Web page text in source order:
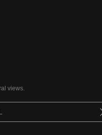
views.